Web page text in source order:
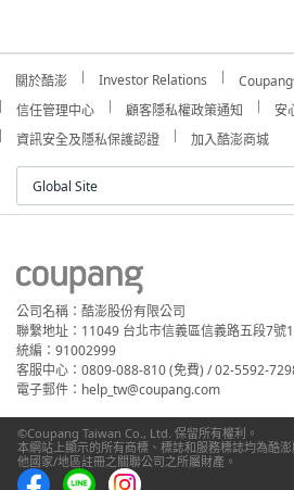
關於酷澎 Investor Relations
信任管理中心
顧客隱私權政策通知 安
資訊安全及隱私保護認證
加入酷澎商城
Global Site
公司名稱：酷澎股份有限公司
聯繫地址：11049 台北市信義區信義路五段7號
統編：91002999
客服中心：0809-088-810 (免費) / 02-5592-
電子郵件：help_tw@coupang.com
©Coupang Taiwan Co., Ltd. 保留所有權利。
本網站上顯示的所有商標、標誌和服務標誌均為酷
他國家/地區註冊之關聯公司之所屬財產。